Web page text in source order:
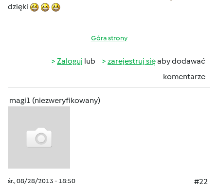
dzięki
Góra strony
Zaloguj lub zarejestruj sięaby dodawać
komentarze
magi1 (niezweryfikowany)
śr., 08/28/2013 - 18:50
#22